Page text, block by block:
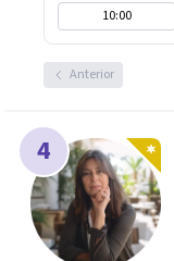
10:00
Anterior
4